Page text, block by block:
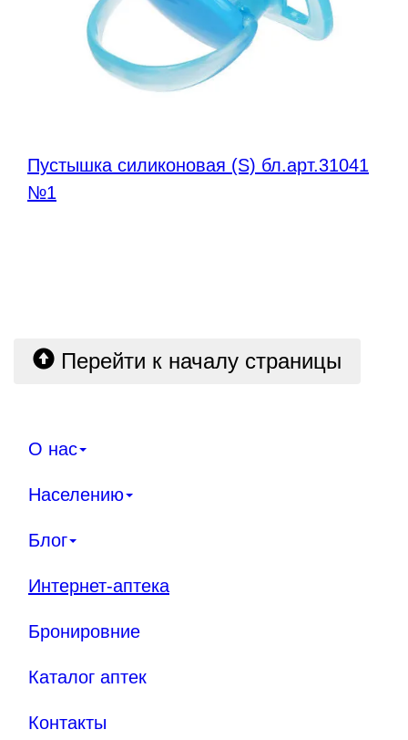
Пустышка силиконовая (S) бл.арт.31041
№1
Перейти к началу страницы
О нас
Населению
Блог
Интернет-аптека
Бронировние
Каталог аптек
Контакты